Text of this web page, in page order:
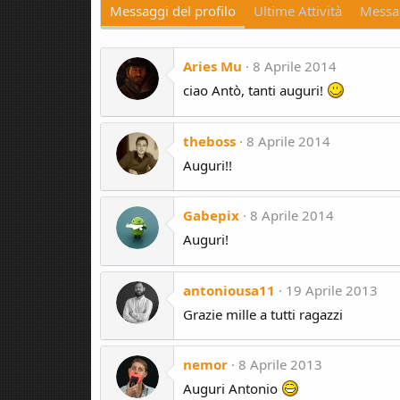
Messaggi del profilo Ultime Attività
Aries Mu
8 Aprile 2014
ciao Antò, tanti auguri!
theboss 8 Aprile 2014
Auguri!!
Gabepix 8 Aprile 2014
Auguri!
antoniousa11
19 Aprile 2013
Grazie mille a tutti ragazzi
nemor 8 Aprile 2013
Auguri Antonio